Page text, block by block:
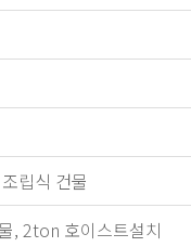
조립식 건물
, 2ton 호이스트설치